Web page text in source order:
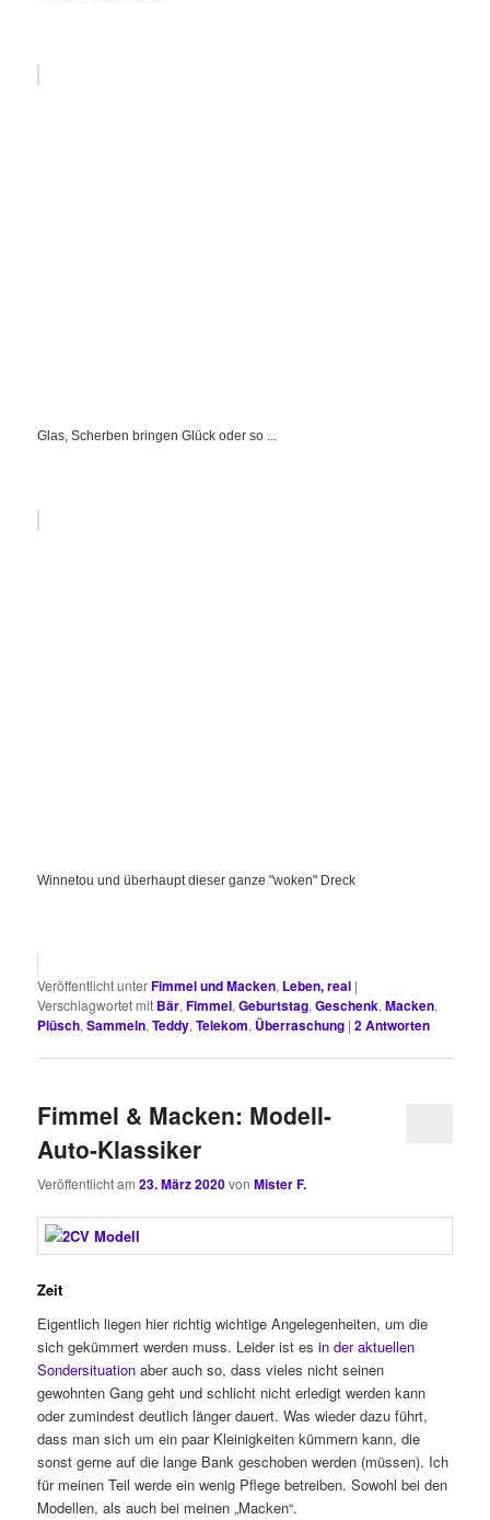
Glas, Scherben bringen Glück oder so ...
Winnetou und überhaupt dieser ganze "woken" Dreck
Veröffentlicht unterFimmel und Macken, Leben, real |
Verschlagwortet mit Bär,Fimmel,Geburtstag,Geschenk,Macken,
Plüsch,Sammeln,Teddy,Telekom, Überraschung |2Antworten
Fimmel & Macken: Modell-
Auto-Klassiker
Veröffentlicht am23. März 2020vonMister F.
Zeit
Eigentlich liegen hier richtig wichtige Angelegenheiten, um die
sich gekümmert werden muss. Leider ist esin der aktuellen
Sondersituation aber auch so, dass vieles nicht seinen
gewohnten Gang geht und schlicht nicht erledigt werden kann
oder zumindest deutlich länger dauert. Was wieder dazu führt,
dass man sich um ein paar Kleinigkeiten kümmern kann, die
sonst gerne auf die lange Bank geschoben werden (müssen). Ich
für meinen Teil werde ein wenig Pflege betreiben. Sowohl bei den
Modellen, als auch bei meinen „Macken“.